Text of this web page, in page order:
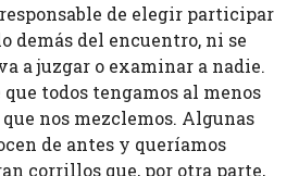
de elegir participar
demás del encuentro, ni se
a juzgar o examinar a nadie.
todos tengamos al menos
nos mezclemos. Algunas
de antes y queríamos
corrillos que, por otra parte,